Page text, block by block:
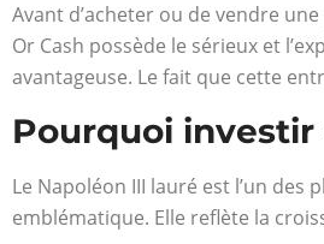
Avant d’acheter ou de vendre
Or Cash possède le sérieux et
avantageuse. Le fait que cette
Pourquoi investir
Le Napoléon III lauré est l’un
emblématique. Elle reflète la